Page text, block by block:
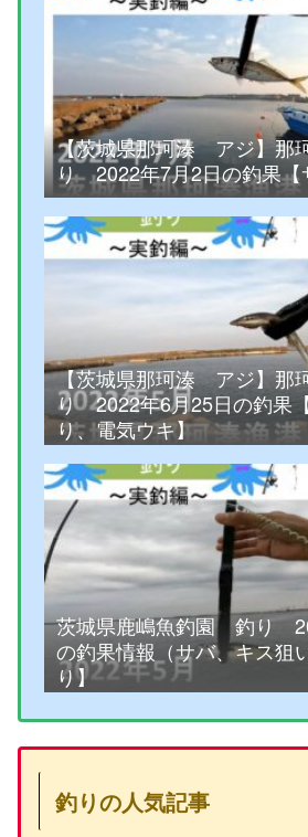
【茨城県那珂湊 アジ】那
り 2022年7月2日の釣果【
【茨城県那珂湊 アジ】那
り 2022年6月25日の釣果
り、電気ウキ】
茨城県鹿嶋魚釣園 釣り
の釣果情報（サバ、キス狙
り】
釣りの人気記事